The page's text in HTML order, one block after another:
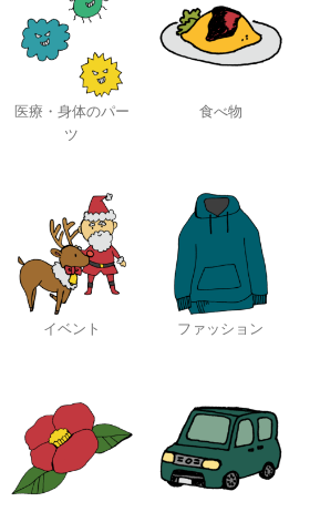
医療・身体のパー
ツ
食べ物
イベント ファッション